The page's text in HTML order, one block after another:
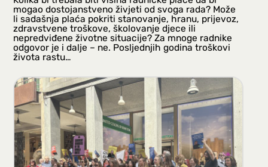
mogao dostojanstveno živjeti od svoga rada? Može
li sadašnja plaća pokriti stanovanje, hranu, prijevoz,
zdravstvene troškove, školovanje djece ili
nepredviđene životne situacije? Za mnoge radnike
odgovor je i dalje – ne. Posljednjih godina troškovi
života rastu…